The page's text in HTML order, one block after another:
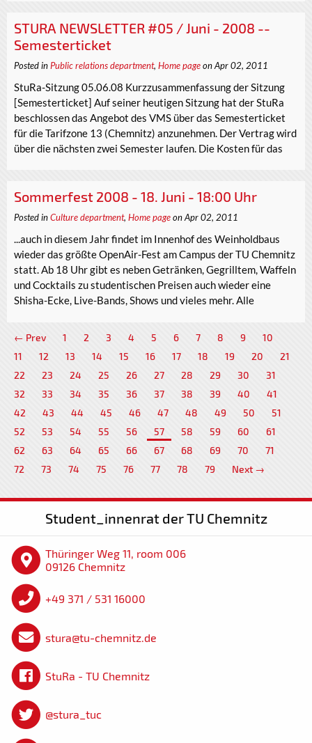
STURA NEWSLETTER #05 / Juni - 2008 --
Semesterticket
Posted in Public relations department, Home pageon Apr 02, 2011
StuRa-Sitzung 05.06.08 Kurzzusammenfassung der Sitzung
[Semesterticket] Auf seiner heutigen Sitzung hat der StuRa
beschlossen das Angebot des VMS über das Semesterticket
für die Tarifzone 13 (Chemnitz) anzunehmen. Der Vertrag wird
über die nächsten zwei Semester laufen. Die Kosten für das
Sommerfest 2008 - 18. Juni - 18:00 Uhr
Posted inCulture department, Home pageon Apr 02, 2011
...auch in diesem Jahr findet im Innenhof des Weinholdbaus
wieder das größte OpenAir-Fest am Campus der TU Chemnitz
statt. Ab 18 Uhr gibt es neben Getränken, Gegrilltem, Waffeln
und Cocktails zu studentischen Preisen auch wieder eine
Shisha-Ecke, Live-Bands, Shows und vieles mehr. Alle
← Prev 1 2 3 4 5 6 7 8 9
10
11
12 13 14 15 16 17 18 19 20
21
22
23 24 25 26 27 28 29 30
31
32
33 34 35 36 37 38 39 40
41
42
43 44 45 46 47 48 49 50
51
52
53 54 55 56 57 58 59 60
61
62
63 64 65 66 67 68 69 70
71
72
73 74 75 76 77 78 79 Next →
Student_innenrat der TU Chemnitz
Thüringer Weg 11, room 006
09126 Chemnitz
+49 371 / 531 16000
stura@tu-chemnitz.de
StuRa - TU Chemnitz
@stura_tuc